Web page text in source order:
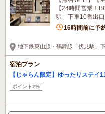
【24時間営業！
駅」下車10番出
16時間前に予
地下鉄東山線・鶴舞線「伏見駅」
宿泊プラン
【じゃらん限定】ゆったりステイ
ポイント2%